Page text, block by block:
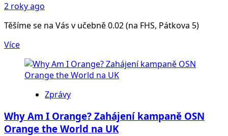
2 roky ago
Těšíme se na Vás v učebně 0.02 (na FHS, Pátkova 5)
Více
Zprávy
Why Am I Orange? Zahájení kampaně OSN
Orange the World na UK